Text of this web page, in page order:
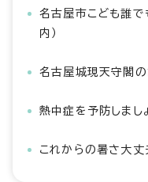
名古屋市こども誰で
内）
名古屋城現天守閣
熱中症を予防しまし
これからの暑さ大丈